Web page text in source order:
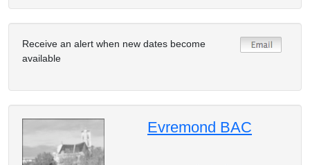
Receive an alert when new dates become
available
Evremond BAC